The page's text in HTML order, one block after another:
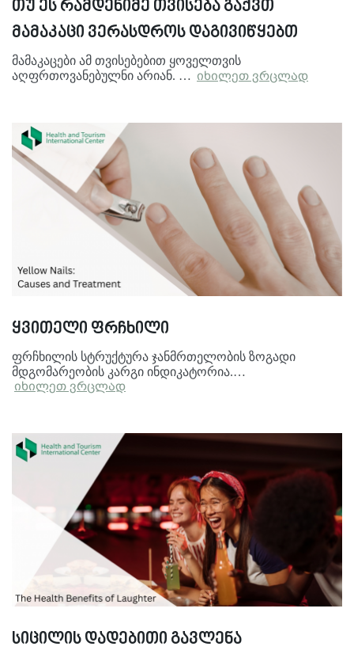
თუ ეს რამდენიმე თვისება გაქვთ
მამაკაცი ვერასდროს დაგივიწყებთ
მამაკაცები ამ თვისებებით ყოველთვის
აღფრთოვანებულნი არიან. … იხილეთ ვრცლად
ყვითელი ფრჩხილი
ფრჩხილის სტრუქტურა ჯანმრთელობის ზოგადი
მდგომარეობის კარგი ინდიკატორია.…
იხილეთ ვრცლად
სიცილის დადებითი გავლენა